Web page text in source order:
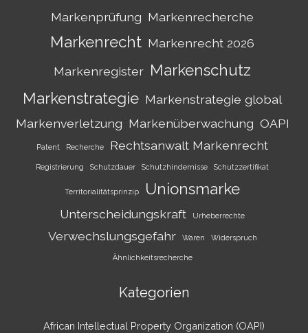
Markenprüfung Markenrecherche
Markenrecht Markenrecht 2026
Markenregister Markenschutz
Markenstrategie Markenstrategie global
Markenverletzung Markenüberwachung OAPI
Patent Recherche Rechtsanwalt Markenrecht
Registrierung Schutzdauer Schutzhindernisse Schutzzertifikat
Territorialitätsprinzip Unionsmarke
Unterscheidungskraft Urheberrechte
Verwechslungsgefahr Waren Widerspruch
Ähnlichkeitsrecherche
Kategorien
African Intellectual Property Organization (OAPI)